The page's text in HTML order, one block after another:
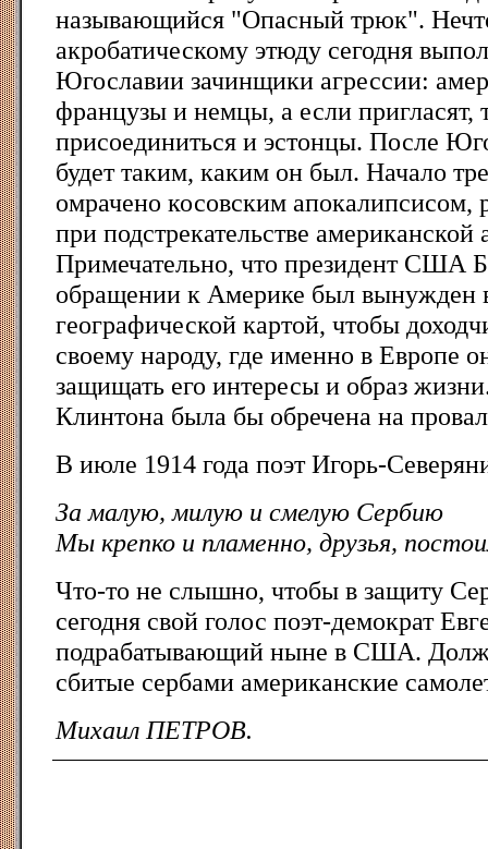
называющийся "Опасный трюк".
акробатическому этюду сегодня
Югославии зачинщики агрессии:
французы и немцы, а если пригласят,
присоединиться и эстонцы. После
будет таким, каким он был. Начало
омрачено косовским
при подстрекательстве
Примечательно, что президент США
обращении к Америке был вынужден
географической картой, чтобы
своему народу, где именно в Европе
защищать его интересы и образ
Клинтона была бы обречена на
В июле 1914 года поэт Игорь-
За малую, милую и смелую Сербию
Мы крепко и пламенно, друзья,
Что-то не слышно, чтобы в защиту
сегодня свой голос поэт-демократ
подрабатывающий ныне в США.
сбитые сербами американские
Михаил ПЕТРОВ.